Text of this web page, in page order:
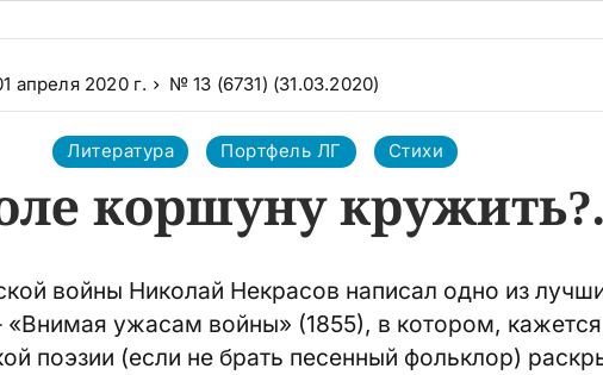
апреля 2020 г. № 13 (6731) (31.03.2020)
Литература Портфель ЛГ Стихи
коршуну
войны Николай Некрасов написал одно из
«Внимая ужасам войны» (1855), в котором,
поэзии (если не брать песенный фольклор)